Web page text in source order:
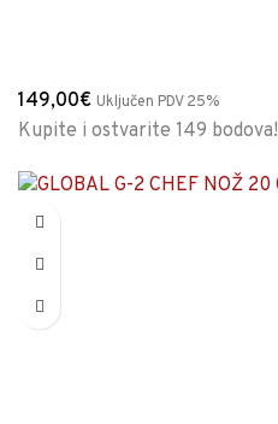
149,00€ Uključen PDV 25%
Kupite i ostvarite 149 bodova!